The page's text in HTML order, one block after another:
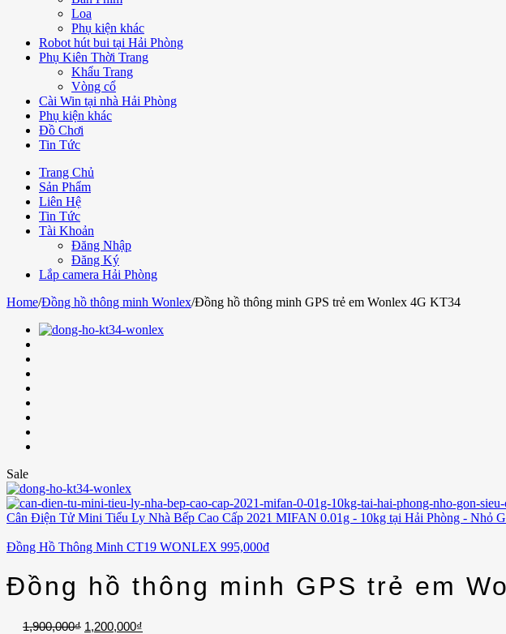
Loa
Phụ kiện khác
Robot hút bui tại Hải Phòng
Phụ Kiên Thời Trang
Khẩu Trang
Vòng cổ
Cài Win tại nhà Hải Phòng
Phụ kiện khác
Đồ Chơi
Tin Tức
Trang Chủ
Sản Phẩm
Liên Hệ
Tin Tức
Tài Khoản
Đăng Nhập
Đăng Ký
Lắp camera Hải Phòng
Home/Đồng hồ thông minh Wonlex/Đồng hồ thông minh GPS trẻ em Wonlex 4G KT34
Sale
Cân Điện Tử Mini Tiểu Ly Nhà Bếp Cao Cấp 2021 MIFAN 0.01g - 10kg tại Hải Phòng - Nhỏ
Đồng Hồ Thông Minh CT19 WONLEX 995,000₫
Đồng hồ thông minh GPS trẻ em
1,900,000₫ 1,200,000₫